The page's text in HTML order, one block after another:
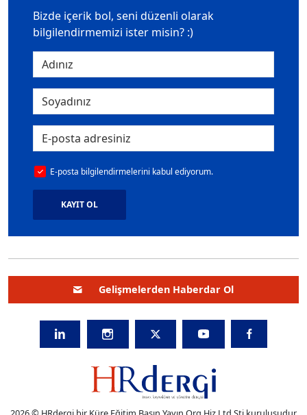
Bizde içerik bol, seni düzenli olarak
bilgilendirmemizi ister misin? :)
E-posta bilgilendirmelerini kabul ediyorum.
KAYIT OL
Gelişmelerden Haberdar Ol